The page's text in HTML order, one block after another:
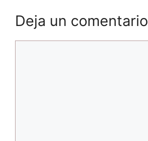
Deja un comentario